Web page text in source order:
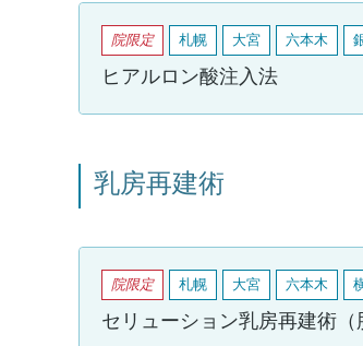
院限定 札幌 大宮 六本木
ヒアルロン酸注入法
乳房再建術
院限定 札幌 大宮 六本木
セリューション乳房再建術（